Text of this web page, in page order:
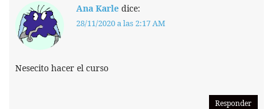
Ana Karle dice:
28/11/2020 a las 2:17 AM
Nesecito hacer el curso
Responder